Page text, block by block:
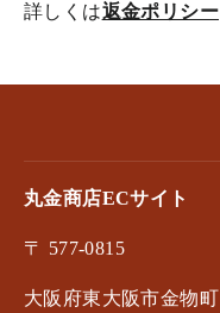
詳しくは返金ポリシー
丸金商店ECサイト
〒 577-0815
大阪府東大阪市金物町